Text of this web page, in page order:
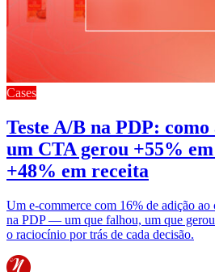
Cases
Teste A/B na PDP: como
um CTA gerou +55% em
+48% em receita
Um e-commerce com 16% de adição
na PDP — um que falhou, um que
o raciocínio por trás de cada decisão.